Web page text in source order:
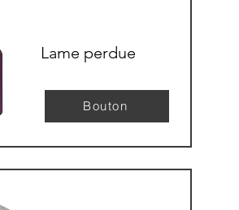
Lame perdue
Bouton